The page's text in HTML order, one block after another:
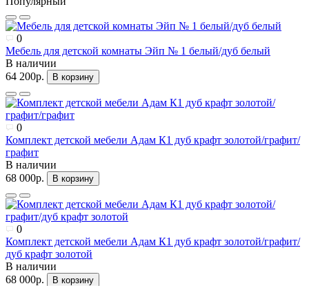
0
Мебель для детской комнаты Эйп № 1 белый/дуб белый
В наличии
64 200р.
В корзину
0
Комплект детской мебели Адам К1 дуб крафт золотой/графит/
графит
В наличии
68 000р.
В корзину
0
Комплект детской мебели Адам К1 дуб крафт золотой/графит/
дуб крафт золотой
В наличии
68 000р.
В корзину